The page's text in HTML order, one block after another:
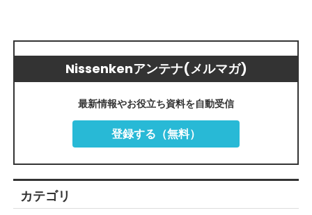
Nissenkenアンテナ(メルマガ)
最新情報やお役立ち資料を自動受信
登録する（無料）
カテゴリ